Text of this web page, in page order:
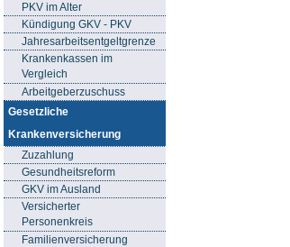
PKV im Alter
Kündigung GKV - PKV
Jahresarbeitsentgeltgrenze
Krankenkassen im
Vergleich
Arbeitgeberzuschuss
Gesetzliche
Krankenversicherung
Zuzahlung
Gesundheitsreform
GKV im Ausland
Versicherter
Personenkreis
Familienversicherung